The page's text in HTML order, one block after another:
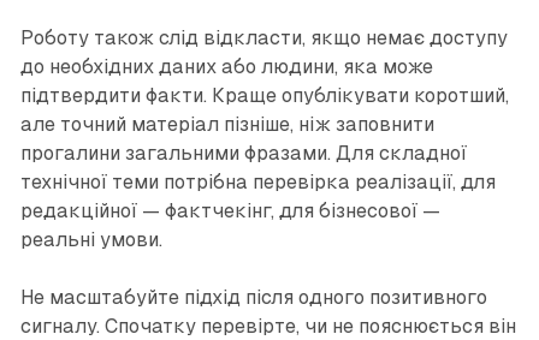
Роботу також слід відкласти, якщо немає доступу
до необхідних даних або людини, яка може
підтвердити факти. Краще опублікувати коротший,
але точний матеріал пізніше, ніж заповнити
прогалини загальними фразами. Для складної
технічної теми потрібна перевірка реалізації, для
редакційної — фактчекінг, для бізнесової —
реальні умови.
Не масштабуйте підхід після одного позитивного
сигналу. Спочатку перевірте, чи не пояснюється він